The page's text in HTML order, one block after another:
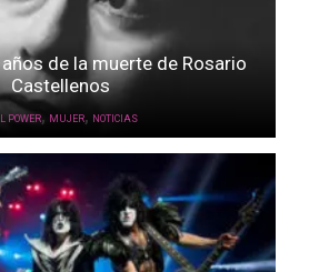
de la muerte de Rosario
Castellenos
POWER, MUJER, NOTICIAS